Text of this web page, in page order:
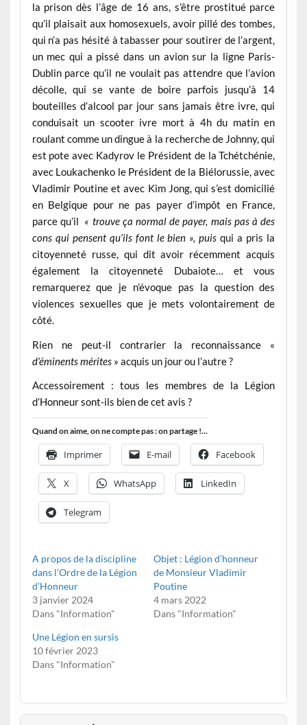
la prison dès l’âge de 16 ans, s’être prostitué parce
qu’il plaisait aux homosexuels, avoir pillé des tombes,
qui n’a pas hésité à tabasser pour soutirer de l’argent,
un mec qui a pissé dans un avion sur la ligne Paris-
Dublin parce qu’il ne voulait pas attendre que l’avion
décolle, qui se vante de boire parfois jusqu’à 14
bouteilles d’alcool par jour sans jamais être ivre, qui
conduisait un scooter ivre mort à 4h du matin en
roulant comme un dingue à la recherche de Johnny, qui
est pote avec Kadyrov le Président de la Tchétchénie,
avec Loukachenko le Président de la Biélorussie, avec
Vladimir Poutine et avec Kim Jong, qui s’est domicilié
en Belgique pour ne pas payer d’impôt en France,
parce qu’il « trouve ça normal de payer, mais pas à des
cons qui pensent qu’ils font le bien »,puisqui a pris la
citoyenneté russe, qui dit avoir récemment acquis
également la citoyenneté Dubaiote… et vous
remarquerez que je n’évoque pas la question des
violences sexuelles que je mets volontairement de
côté.
Rien ne peut-il contrarier la reconnaissance «
d’éminents mérites» acquis un jour ou l’autre ?
Accessoirement : tous les membres de la Légion
d’Honneur sont-ils bien de cet avis ?
Quand on aime, on ne compte pas : on partage !...
Imprimer E-mail Facebook
X WhatsApp LinkedIn
Telegram
A propos de la discipline
dans l’Ordre de la Légion
d’Honneur
3 janvier 2024
Dans "Information"
Objet : Légion d’honneur
de Monsieur Vladimir
Poutine
4 mars 2022
Dans "Information"
Une Légion en sursis
10 février 2023
Dans "Information"